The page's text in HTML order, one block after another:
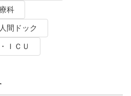
科
間ドック
ＩＣＵ